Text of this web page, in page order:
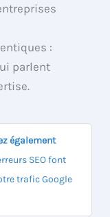
:
parlent
également
SEO font
trafic Google